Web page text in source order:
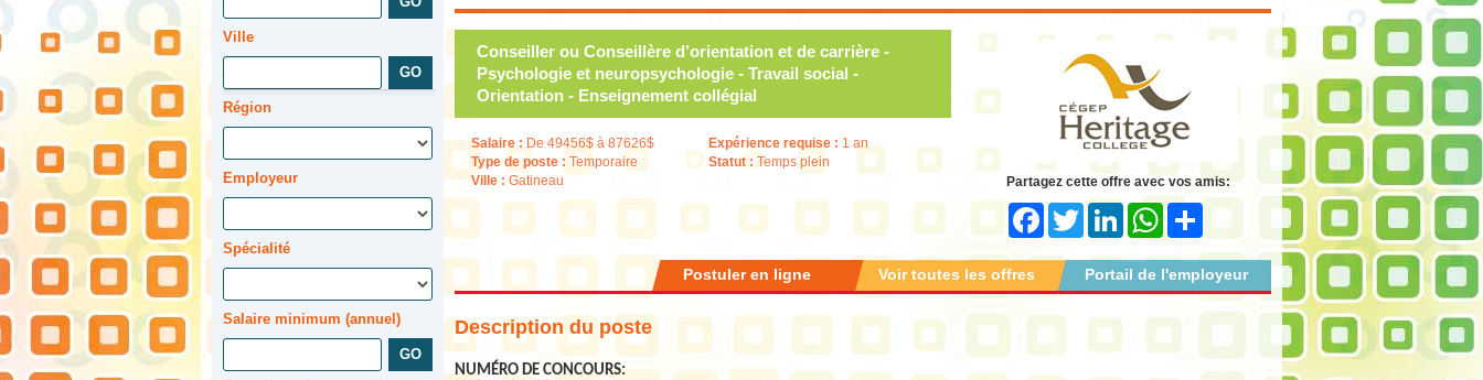
Ville
Région
Employeur
Spécialité
Salaire minimum (annuel)
Conseiller ou Conseillère d’orientation et de carrière -
Psychologie et neuropsychologie - Travail social -
Orientation - Enseignement collégial
Salaire : De 49456$ à 87626$
Type de poste : Temporaire
Ville : Gatineau
Expérience requise : 1 an
Statut :Temps plein
Partagez cette offre avec vos amis:
FacebookTwitter LinkedIn WhatsAppShare
Portail de l'employeur
Voir toutes les offres
Postuler en ligne
Description du poste
NUMÉRO DE CONCOURS: